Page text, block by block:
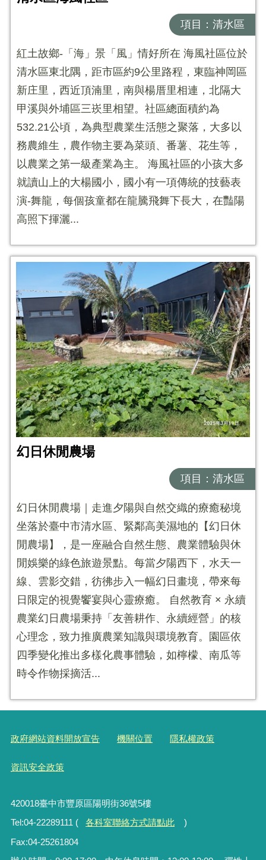
項目：清水區
紅土故鄉-「海」景「風」情好所在 海風社區位於
清水區東北隅，距市區約9公里路程，東臨神岡區
新庄里，西近頂湳里，南與楊厝里相連，北隔大
甲溪與外埔區三崁里相望。社區總面積約為
532.21公頃，為典型農業生活態之聚落，大多以
務農維生，農作物主要為菜頭、番薯、花生等，
以農業之第一級產業為主。 海風社區的小孩大多
就讀山上的大楊國小，國小有一項傳統的技藝表
演-舞龍，每個孩童都在龍騰飛舞下長大，在豔陽
高照下揮灑...
幻日休閒農場
項目：清水區
幻日休閒農場｜走進夕陽與自然交織的療癒秘境
坐落於臺中市清水區、緊鄰高美濕地的【幻日休
閒農場】，是一座融合自然生態、農業體驗與休
閒娛樂的綠色旅遊景點。每當夕陽西下，水天一
線、雲影交錯，彷彿步入一幅幻日畫境，帶來每
日限定的視覺饗宴與心靈療癒。 自然教育 × 永續
農業幻日農場秉持「友善耕作、永續經營」的核
心理念，致力推廣農業知識與環境教育。園區依
四季變化推出多樣化農事體驗，如檸檬、南瓜等
時令作物採摘活...
政府網站資料開放宣告 機關位置 隱私權政策
資訊安全政策
420018臺中市豐原區陽明街36號5樓
Tel:04-22289111 (
各科室聯絡方式請點此
)
Fax:04-25261804